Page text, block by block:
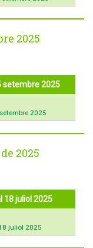
2025
setembre 2025
2025
2025
18 juliol 2025
juliol 2025